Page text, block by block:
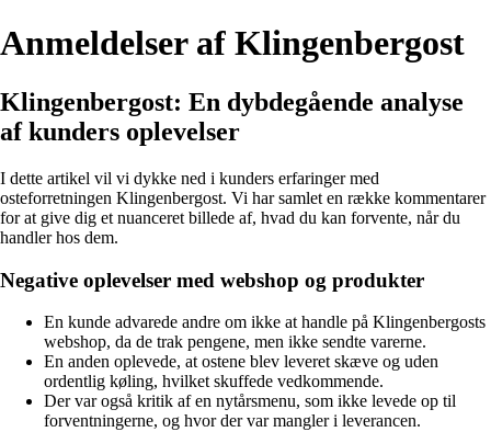
Anmeldelser af Klingenbergost
Klingenbergost: En dybdegående analyse
af kunders oplevelser
I dette artikel vil vi dykke ned i kunders erfaringer med
osteforretningen Klingenbergost. Vi har samlet en række kommentarer
for at give dig et nuanceret billede af, hvad du kan forvente, når du
handler hos dem.
Negative oplevelser med webshop og produkter
En kunde advarede andre om ikke at handle på Klingenbergosts
webshop, da de trak pengene, men ikke sendte varerne.
En anden oplevede, at ostene blev leveret skæve og uden
ordentlig køling, hvilket skuffede vedkommende.
Der var også kritik af en nytårsmenu, som ikke levede op til
forventningerne, og hvor der var mangler i leverancen.